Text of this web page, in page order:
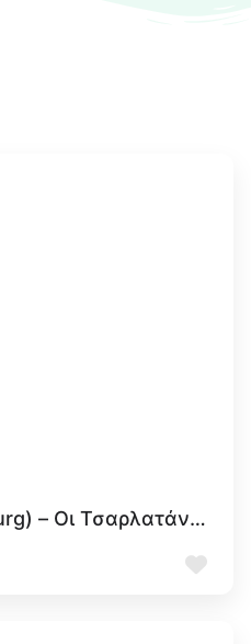
Quacks (of Quedlinburg) – Οι Τσαρλατάνοι του Κουέντλινμπουργκ